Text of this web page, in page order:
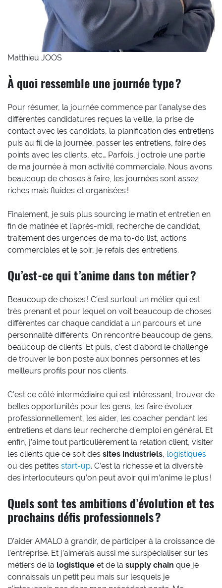
Matthieu JOOS
À quoi ressemble une journée type ?
Pour résumer, la journée commence par l’analyse des
différentes candidatures reçues la veille, la prise de
contact avec les candidats, la planification des entretiens
puis au fil de la journée, passer les entretiens, faire des
points avec les clients, etc… Parfois, j’octroie une partie
de ma journée à mon activité commerciale. Nous avons
beaucoup de choses à faire, les journées sont assez
riches mais fluides et organisées !
Finalement, je suis plus sourcing le matin et entretien en
fin de matinée et l’après-midi, recherche de candidat,
traitement des urgences de ma to-do list, actions
commerciales et le soir, je refais des entretiens.
Qu’est-ce qui t’anime dans ton métier ?
Beaucoup de choses ! C’est surtout un métier qui est
très prenant et pour lequel on voit beaucoup de choses
différentes car chaque candidat a un parcours et une
personnalité différents. On rencontre beaucoup de gens,
beaucoup de clients. Et puis, c’est d’abord le challenge
de trouver le bon poste aux bonnes personnes et les
meilleurs profils pour nos clients.
C’est ce côté intermédiaire qui est intéressant, trouver de
belles opportunités pour les gens, les faire évoluer
professionnellement, les aider, les coacher pendant les
entretiens et dans leur recherche d’emploi en général. Et
enfin, j’aime tout particulièrement la relation client, visiter
les clients que ce soit des sites industriels, logistiques
ou des petites start-up. C’est la richesse et la diversité
des interlocuteurs qu’on peut avoir qui m’anime le plus !
Quels sont tes ambitions d’évolution et tes
prochains défis professionnels ?
D’aider AMALO à grandir, de participer à la croissance de
l’entreprise. Et j’aimerais aussi me surspécialiser sur les
métiers de la logistique et de la supply chain que je
connaissais un petit peu mais sur lesquels je